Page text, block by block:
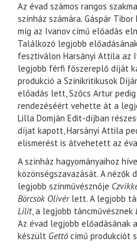
Az évad számos rangos
színház számára. Gáspár
míg az Ivanov című előadás
Találkozó legjobb
fesztiválon Harsányi Attila az
legjobb férfi főszereplő díját
produkció a Színikritikusok
előadás lett, Szőcs Artur
rendezéséért vehette át a
Lilla Domján Edit-díjban
díjat kapott, Harsányi Attila
elismerést is átvehetett az
A színház hagyományaihoz
közönségszavazását. A nézők
legjobb színművésznője
Börcsök Olivérlett. A legjobb
Lilit, a legjobb táncművésznek
Az évad legjobb előadásának
készült Gettó című produkciót